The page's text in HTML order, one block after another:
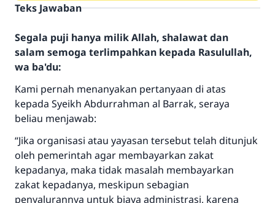
Teks Jawaban
Segala puji hanya milik Allah, shalawat dan
salam semoga terlimpahkan kepada Rasulullah,
wa ba'du:
Kami pernah menanyakan pertanyaan di atas
kepada Syeikh Abdurrahman al Barrak, seraya
beliau menjawab:
“Jika organisasi atau yayasan tersebut telah ditunjuk
oleh pemerintah agar membayarkan zakat
kepadanya, maka tidak masalah membayarkan
zakat kepadanya, meskipun sebagian
penyalurannya untuk biaya administrasi, karena